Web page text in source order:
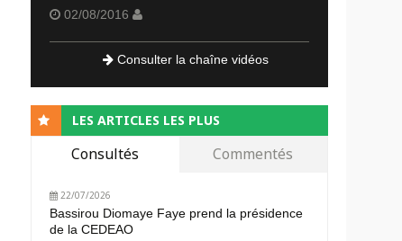
02/08/2016
Consulter la chaîne vidéos
LES ARTICLES LES PLUS
Consultés Commentés
22/07/2026
Bassirou Diomaye Faye prend la présidence
de la CEDEAO